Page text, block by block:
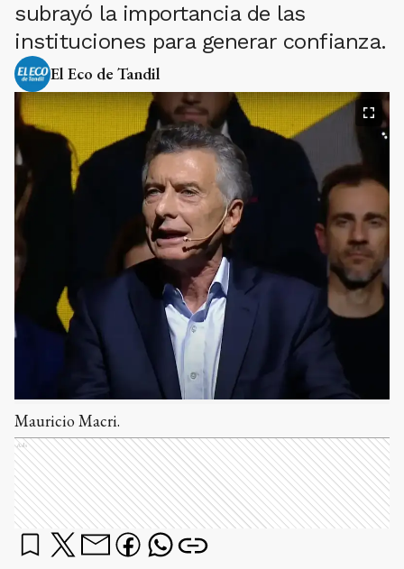
subrayó la importancia de las
instituciones para generar confianza.
El Eco de Tandil
Mauricio Macri.
Ads